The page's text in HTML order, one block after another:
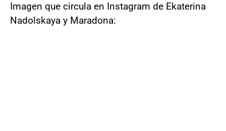
Imagen que circula en Instagram de Ekaterina
Nadolskaya y Maradona: